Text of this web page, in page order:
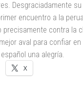
Desgraciadamente
encuentro a la
precisamente contra la
aval para confiar en
una alegría.
X